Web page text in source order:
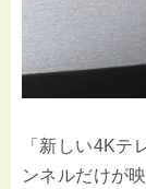
「新しい4Kテ
ンネルだけが